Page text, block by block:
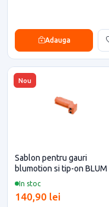
Adauga
Nou
In stoc
Sablon pentru gauri
blumotion si tip-on BLUM
140,90 lei